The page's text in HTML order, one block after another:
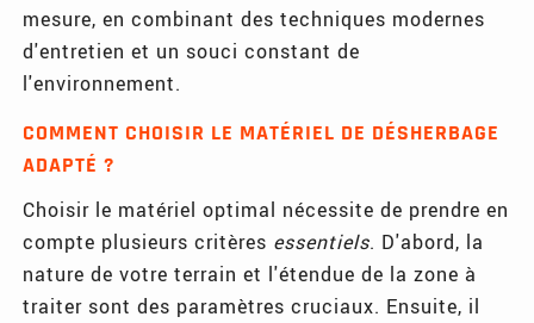
mesure, en combinant des techniques modernes
d'entretien et un souci constant de
l'environnement.
COMMENT CHOISIR LE MATÉRIEL DE DÉSHERBAGE
ADAPTÉ ?
Choisir le matériel optimal nécessite de prendre en
compte plusieurs critères essentiels. D'abord, la
nature de votre terrain et l'étendue de la zone à
traiter sont des paramètres cruciaux. Ensuite, il